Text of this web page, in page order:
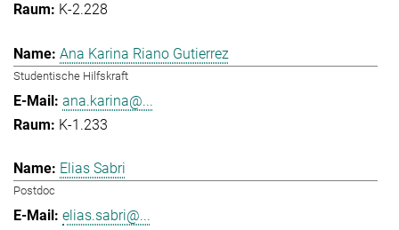
K-2.228
Ana Karina Riano Gutierrez
Studentische Hilfskraft
ana.karina@...
K-1.233
Elias Sabri
Postdoc
elias.sabri@...